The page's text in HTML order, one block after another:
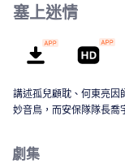
塞上迷情
講述孤兒顧耽、何東亮因
妙音鳥，而安保隊隊長喬
劇集